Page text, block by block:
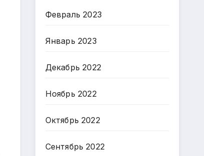
Февраль 2023
Январь 2023
Декабрь 2022
Ноябрь 2022
Октябрь 2022
Сентябрь 2022